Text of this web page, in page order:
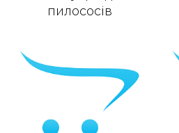
пилососів